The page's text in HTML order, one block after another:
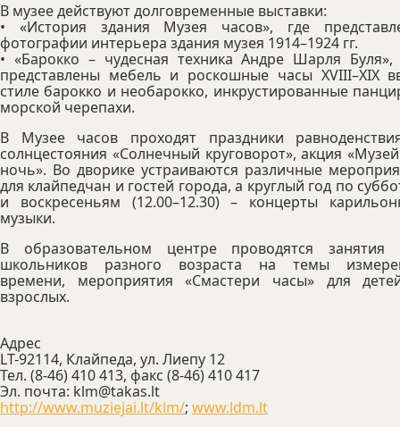
В музее действуют долговременные выставки:
• «История здания Музея часов», где
фотографии интерьера здания музея 1914–1924 гг.
• «Барокко – чудесная техника Андре Шарля Буля»,
представлены мебель и роскошные часы XVIII–XIX
стиле барокко и необарокко, инкрустированные
морской черепахи.
В Музее часов проходят праздники
солнцестояния «Солнечный круговорот», акция
ночь». Во дворике устраиваются различные
для клайпедчан и гостей города, а круглый год по
и воскресеньям (12.00–12.30) – концерты
музыки.
В образовательном центре проводятся занятия
школьников разного возраста на темы
времени, мероприятия «Смастери часы» для
взрослых.
Адрес
LT-92114, Клайпеда, ул. Лиепу 12
Тел. (8-46) 410 413, факс (8-46) 410 417
Эл. почта: klm@takas.lt
http://www.muziejai.lt/klm/; www.ldm.lt